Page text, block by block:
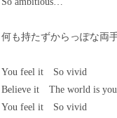
何も持たずからっぽな両
You feel it So vivid
Believe it The world is
You feel it So vivid